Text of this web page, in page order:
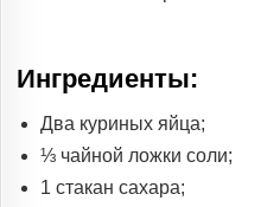
Ингредиенты:
Два куриных яйца;
⅓ чайной ложки соли;
1 стакан сахара;